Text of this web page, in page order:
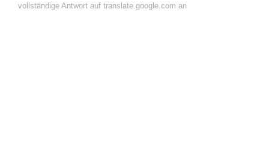
vollständige Antwort auf translate.google.com an